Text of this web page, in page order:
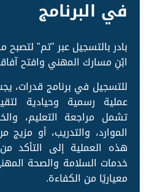
في البرنامج
بادر بالتسجيل عبر "تم" لتصبح
ابْنِ مسارك اﻟﻤهني وافتح
للتسجيل في برنامج قدرات،
عملية رسمية وحيادية
تشمل مراجعة التعليم،
اﻟﻤوارد، والتدريب، أو
هذه العملية إلى التأكد
خدمات السلامة والصحة
معياريًا من الكفاءة.